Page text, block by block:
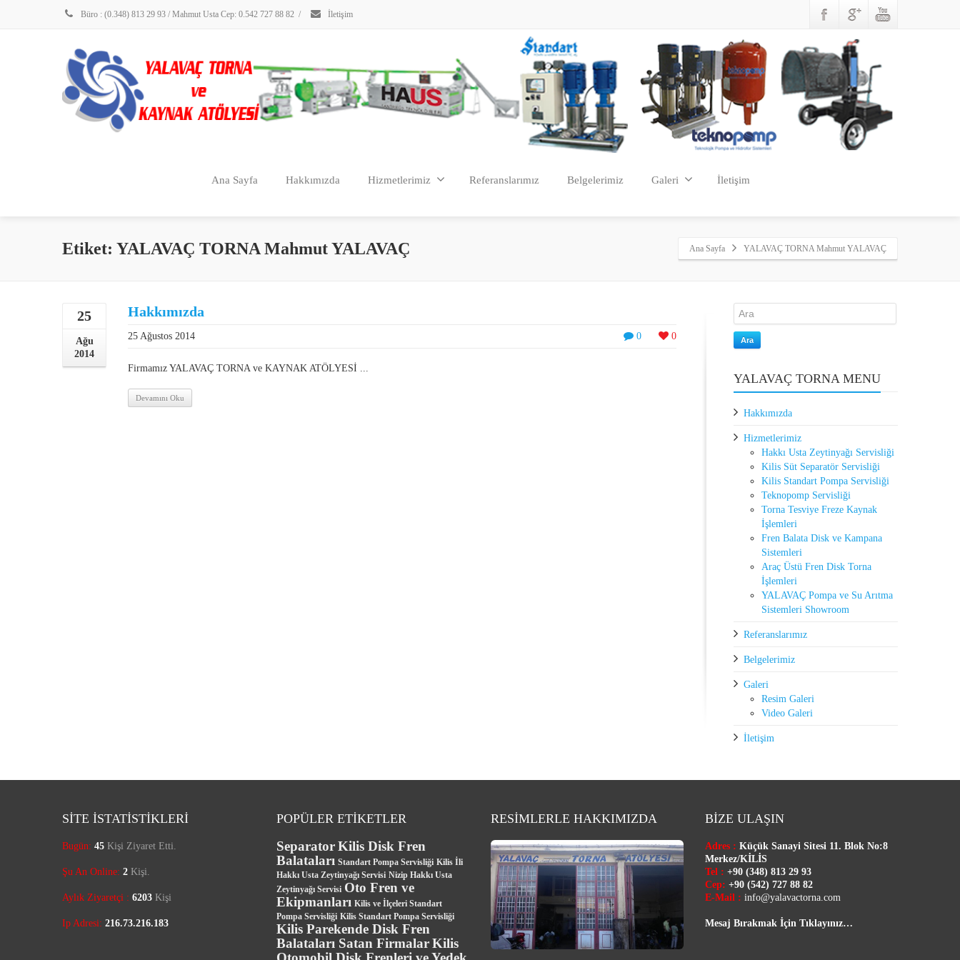
Büro : (0.348) 813 29 93 / Mahmut Usta Cep: 0.542 727 88 82 / İletişim
Ana Sayfa Hakkımızda Hizmetlerimiz Referanslarımız Belgelerimiz Galeri İletişim
Etiket: YALAVAÇ TORNA Mahmut YALAVAÇ Ana Sayfa YALAVAÇ TORNA Mahmut YALAVAÇ
25
Ağu
2014
Hakkımızda
0 0
25 Ağustos 2014
Firmamız YALAVAÇ TORNA ve KAYNAK ATÖLYESİ ...
Devamını Oku
Ara
YALAVAÇ TORNA MENU
Hakkımızda
Hizmetlerimiz
Hakkı Usta Zeytinyağı Servisliği
Kilis Süt Separatör Servisliği
Kilis Standart Pompa Servisliği
Teknopomp Servisliği
Torna Tesviye Freze Kaynak
İşlemleri
Fren Balata Disk ve Kampana
Sistemleri
Araç Üstü Fren Disk Torna
İşlemleri
YALAVAÇ Pompa ve Su Arıtma
Sistemleri Showroom
Referanslarımız
Belgelerimiz
Galeri
Resim Galeri
Video Galeri
İletişim
SİTE İSTATİSTİKLERİ
Bugün: 45 Kişi Ziyaret Etti.
Şu An Online: 2 Kişi.
Aylık Ziyaretçi : 6203 Kişi
Ip Adresi: 216.73.216.183
POPÜLER ETİKETLER
SeparatorKilis Disk Fren
Balataları Standart Pompa Servisliği Kilis İli
Hakkı Usta Zeytinyağı Servisi Nizip Hakkı Usta
Zeytinyağı Servisi Oto Fren ve
Ekipmanları Kilis ve İlçeleri Standart
Pompa Servisliği Kilis Standart Pompa Servisliği
Kilis Parekende Disk Fren
Balataları Satan FirmalarKilis
RESİMLERLE HAKKIMIZDA BİZE ULAŞIN
Adres : Küçük Sanayi Sitesi 11. Blok No:8
Merkez/KİLİS
Tel : +90 (348) 813 29 93
Cep: +90 (542) 727 88 82
E-Mail : info@yalavactorna.com
Mesaj Bırakmak İçin Tıklayınız…